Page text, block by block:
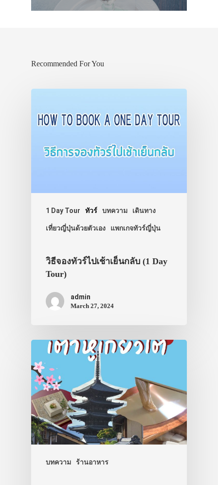
Recommended For You
1 Day Tour ทัวร์ บทความ เดินทาง
เที่ยวญี่ปุ่นด้วยตัวเอง แพกเกจทัวร์ญี่ปุ่น
วิธีจองทัวร์ไปเช้าเย็นกลับ (1 Day
Tour)
admin
March 27, 2024
บทความ ร้านอาหาร